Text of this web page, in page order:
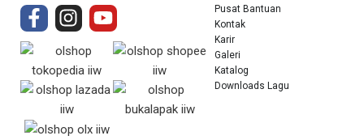
Pusat Bantuan
Kontak
Karir
Galeri
Katalog
Downloads Lagu